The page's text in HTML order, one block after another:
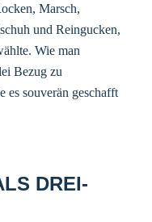
Marsch,
und Reingucken,
Wie man
Bezug zu
es souverän geschafft
DREI-